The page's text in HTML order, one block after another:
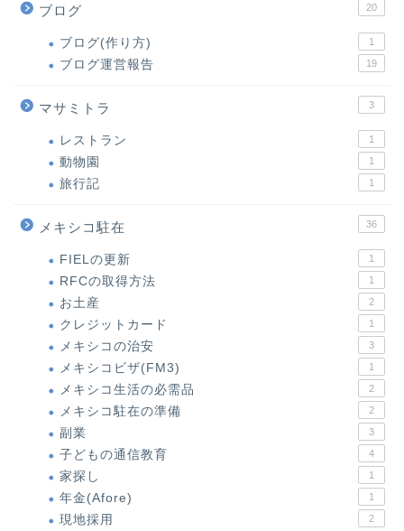
ブログ 20
ブログ(作り方) 1
ブログ運営報告 19
マサミトラ 3
レストラン 1
動物園 1
旅行記 1
メキシコ駐在 36
FIELの更新 1
RFCの取得方法 1
お土産 2
クレジットカード 1
メキシコの治安 3
メキシコビザ(FM3) 1
メキシコ生活の必需品 2
メキシコ駐在の準備 2
副業 3
子どもの通信教育 4
家探し 1
年金(Afore) 1
現地採用 2